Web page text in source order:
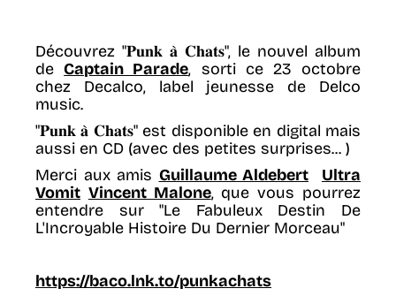
Découvrez "𝐏𝐮𝐧𝐤 𝐚̀ 𝐂𝐡𝐚𝐭𝐬", le nouvel album
deCaptain Parade, sorti ce 23 octobre
chez Decalco, label jeunesse de Delco
music.
"𝐏𝐮𝐧𝐤 𝐚̀ 𝐂𝐡𝐚𝐭𝐬" est disponible en digital mais
aussi en CD (avec des petites surprises... )
Merci aux amis Guillaume Aldebert
Ultra
Vomit Vincent Malone, que vous pourrez
entendre sur "Le Fabuleux Destin De
L'Incroyable Histoire Du Dernier Morceau"
https://baco.lnk.to/punkachats